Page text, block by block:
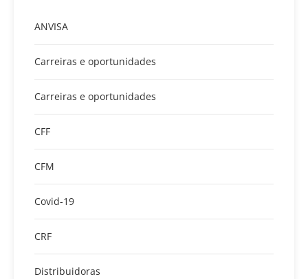
ANVISA
Carreiras e oportunidades
Carreiras e oportunidades
CFF
CFM
Covid-19
CRF
Distribuidoras